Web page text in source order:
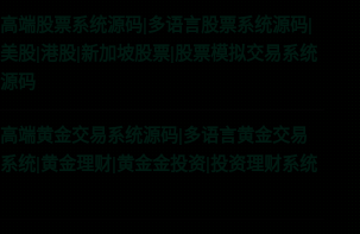
高端股票系统源码|多语言股票系统源码|
美股|港股|新加坡股票|股票模拟交易系统
源码
高端黄金交易系统源码|多语言黄金交易
系统|黄金理财|黄金金投资|投资理财系统